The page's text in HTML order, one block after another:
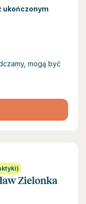
ukończonym
mogą być
Zielonka